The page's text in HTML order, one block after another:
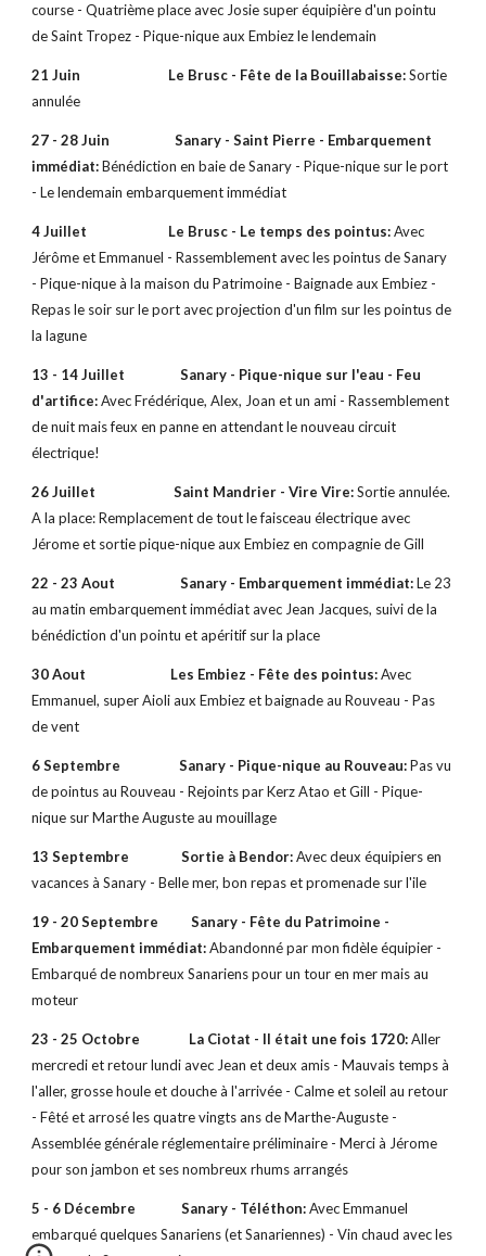
course - Quatrième place avec Josie super équipière d'un pointu
de Saint Tropez - Pique-nique aux Embiez le lendemain
21 Juin Le Brusc - Fête de la Bouillabaisse:Sortie
annulée
27 - 28 Juin Sanary - Saint Pierre - Embarquement
immédiat:Bénédiction en baie de Sanary - Pique-nique sur le port
- Le lendemain embarquement immédiat
4 Juillet Le Brusc - Le temps des pointus:Avec
Jérôme et Emmanuel - Rassemblement avec les pointus de Sanary
- Pique-nique à la maison du Patrimoine - Baignade aux Embiez -
Repas le soir sur le port avec projection d'un film sur les pointus de
la lagune
13 - 14 Juillet Sanary - Pique-nique sur l'eau - Feu
d'artifice:Avec Frédérique, Alex, Joan et un ami - Rassemblement
de nuit mais feux en panne en attendant le nouveau circuit
électrique!
26 Juillet Saint Mandrier - Vire Vire:Sortie annulée.
A la place: Remplacement de tout le faisceau électrique avec
Jérome et sortie pique-nique aux Embiez en compagnie de Gill
22 - 23 Aout Sanary - Embarquement immédiat:Le 23
au matin embarquement immédiat avec Jean Jacques, suivi de la
bénédiction d'un pointu et apéritif sur la place
30 Aout Les Embiez - Fête des pointus:Avec
Emmanuel, super Aioli aux Embiez et baignade au Rouveau - Pas
de vent
6 Septembre Sanary - Pique-nique au Rouveau:Pas vu
de pointus au Rouveau - Rejoints par Kerz Atao et Gill - Pique-
nique sur Marthe Auguste au mouillage
13 Septembre Sortie à Bendor:Avec deux équipiers en
vacances à Sanary - Belle mer, bon repas et promenade sur l'ile
19 - 20 Septembre Sanary - Fête du Patrimoine -
Embarquement immédiat:Abandonné par mon fidèle équipier -
Embarqué de nombreux Sanariens pour un tour en mer mais au
moteur
23 - 25 Octobre La Ciotat - Il était une fois 1720:Aller
mercredi et retour lundi avec Jean et deux amis - Mauvais temps à
l'aller, grosse houle et douche à l'arrivée - Calme et soleil au retour
- Fêté et arrosé les quatre vingts ans de Marthe-Auguste -
Assemblée générale réglementaire préliminaire - Merci à Jérome
pour son jambon et ses nombreux rhums arrangés
5 - 6 Décembre Sanary - Téléthon:Avec Emmanuel
embarqué quelques Sanariens (et Sanariennes) - Vin chaud avec les